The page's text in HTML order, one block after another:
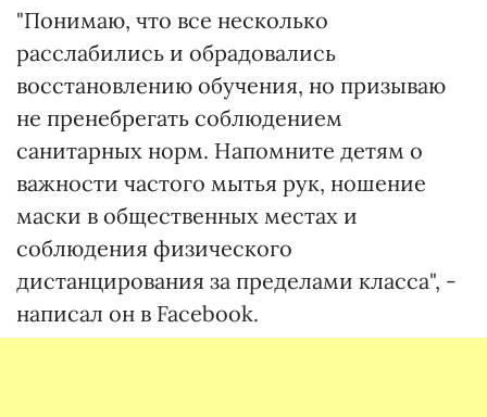
"Понимаю, что все несколько
расслабились и обрадовались
восстановлению обучения, но призываю
не пренебрегать соблюдением
санитарных норм. Напомните детям о
важности частого мытья рук, ношение
маски в общественных местах и
соблюдения физического
дистанцирования за пределами класса", -
написал он в Facebook.